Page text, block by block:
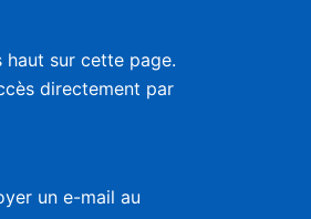
haut sur cette page.
directement par
un e-mail au